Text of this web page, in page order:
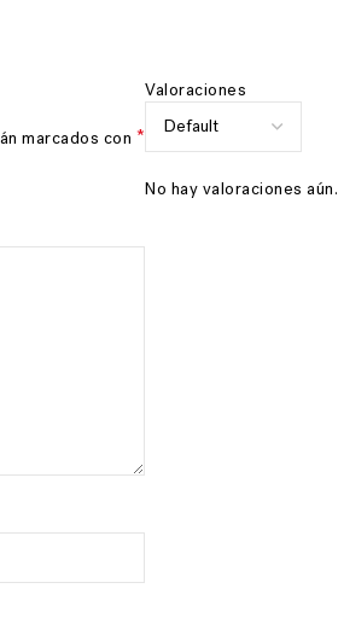
Valoraciones
No hay valoraciones aún.
marcados con *